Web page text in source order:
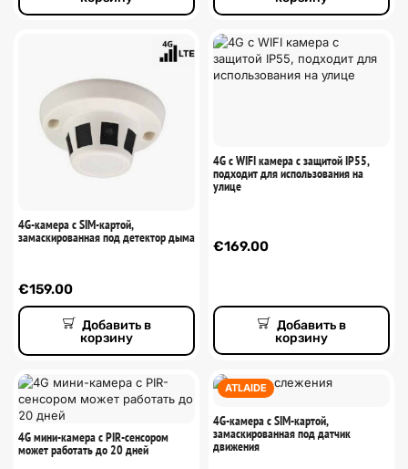
4G-камера с SIM-картой,
замаскированная под детектор дыма
€159.00
Добавить в
корзину
4G с WIFI камера с защитой IP55,
подходит для использования на
улице
€169.00
Добавить в
корзину
4G мини-камера с PIR-сенсором
может работать до 20 дней
ATLAIDE
4G-камера с SIM-картой,
замаскированная под датчик
движения